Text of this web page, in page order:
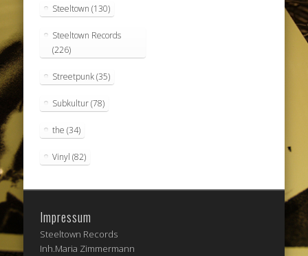
Steeltown (130)
Steeltown Records
(226)
Streetpunk(35)
Subkultur(78)
the (34)
Vinyl (82)
Impressum
Steeltown Records
Inh.Maria Zimmermann